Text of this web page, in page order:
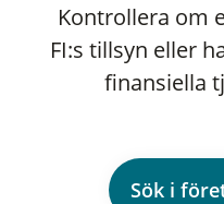
Kontrollera om
FI:s tillsyn eller
finansiella
Sök i